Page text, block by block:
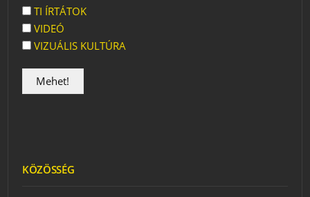
TI ÍRTÁTOK
VIDEÓ
VIZUÁLIS KULTÚRA
KÖZÖSSÉG